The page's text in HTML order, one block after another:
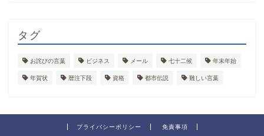
タグ
お詫びの言葉 ビジネス メール 七十二候 年末年始
年賀状 暦注下段 資格 都市伝説 難しい言葉
プライバシーポリシー 免責事項